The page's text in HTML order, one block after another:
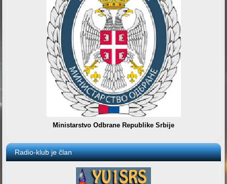
Ministarstvo Odbrane Republike Srbije
Radio-klub je član